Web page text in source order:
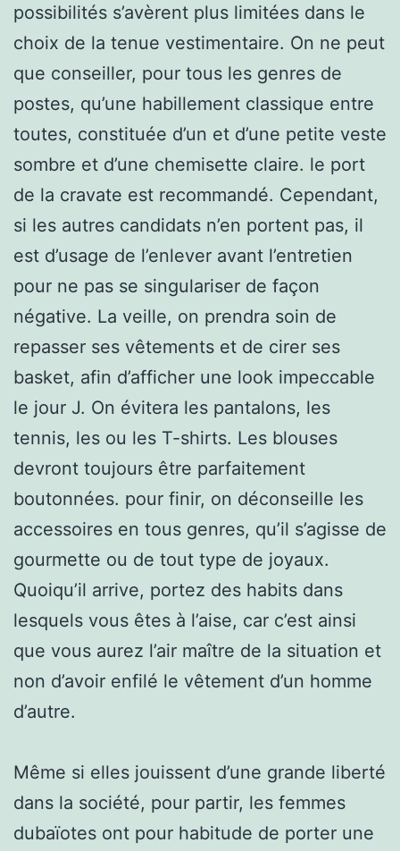
possibilités s’avèrent plus limitées dans le
choix de la tenue vestimentaire. On ne peut
que conseiller, pour tous les genres de
postes, qu’une habillement classique entre
toutes, constituée d’un et d’une petite veste
sombre et d’une chemisette claire. le port
de la cravate est recommandé. Cependant,
si les autres candidats n’en portent pas, il
est d’usage de l’enlever avant l’entretien
pour ne pas se singulariser de façon
négative. La veille, on prendra soin de
repasser ses vêtements et de cirer ses
basket, afin d’afficher une look impeccable
le jour J. On évitera les pantalons, les
tennis, les ou les T-shirts. Les blouses
devront toujours être parfaitement
boutonnées. pour finir, on déconseille les
accessoires en tous genres, qu’il s’agisse de
gourmette ou de tout type de joyaux.
Quoiqu’il arrive, portez des habits dans
lesquels vous êtes à l’aise, car c’est ainsi
que vous aurez l’air maître de la situation et
non d’avoir enfilé le vêtement d’un homme
d’autre.
Même si elles jouissent d’une grande liberté
dans la société, pour partir, les femmes
dubaïotes ont pour habitude de porter une